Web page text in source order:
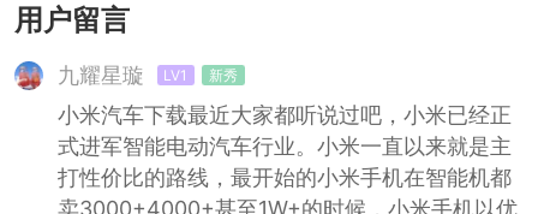
用户留言
九耀星璇 LV1 新秀
小米汽车下载最近大家都听说过吧，小米已经正
式进军智能电动汽车行业。小米一直以来就是主
打性价比的路线，最开始的小米手机在智能机都
卖3000+4000+甚至1W+的时候，小米手机以优